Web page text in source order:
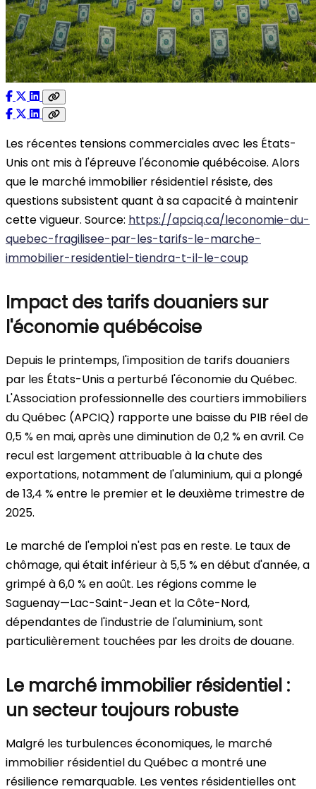
Les récentes tensions commerciales avec les États-
Unis ont mis à l'épreuve l'économie québécoise. Alors
que le marché immobilier résidentiel résiste, des
questions subsistent quant à sa capacité à maintenir
cette vigueur. Source: https://apciq.ca/leconomie-du-
quebec-fragilisee-par-les-tarifs-le-marche-
immobilier-residentiel-tiendra-t-il-le-coup
Impact des tarifs douaniers sur
l'économie québécoise
Depuis le printemps, l'imposition de tarifs douaniers
par les États-Unis a perturbé l'économie du Québec.
L'Association professionnelle des courtiers immobiliers
du Québec (APCIQ) rapporte une baisse du PIB réel de
0,5 % en mai, après une diminution de 0,2 % en avril. Ce
recul est largement attribuable à la chute des
exportations, notamment de l'aluminium, qui a plongé
de 13,4 % entre le premier et le deuxième trimestre de
2025.
Le marché de l'emploi n'est pas en reste. Le taux de
chômage, qui était inférieur à 5,5 % en début d'année, a
grimpé à 6,0 % en août. Les régions comme le
Saguenay—Lac-Saint-Jean et la Côte-Nord,
dépendantes de l'industrie de l'aluminium, sont
particulièrement touchées par les droits de douane.
Le marché immobilier résidentiel :
un secteur toujours robuste
Malgré les turbulences économiques, le marché
immobilier résidentiel du Québec a montré une
résilience remarquable. Les ventes résidentielles ont